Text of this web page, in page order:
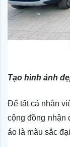
Tạo hình ảnh
Để tất cả nhân
cộng đồng nhận
áo là màu sắc